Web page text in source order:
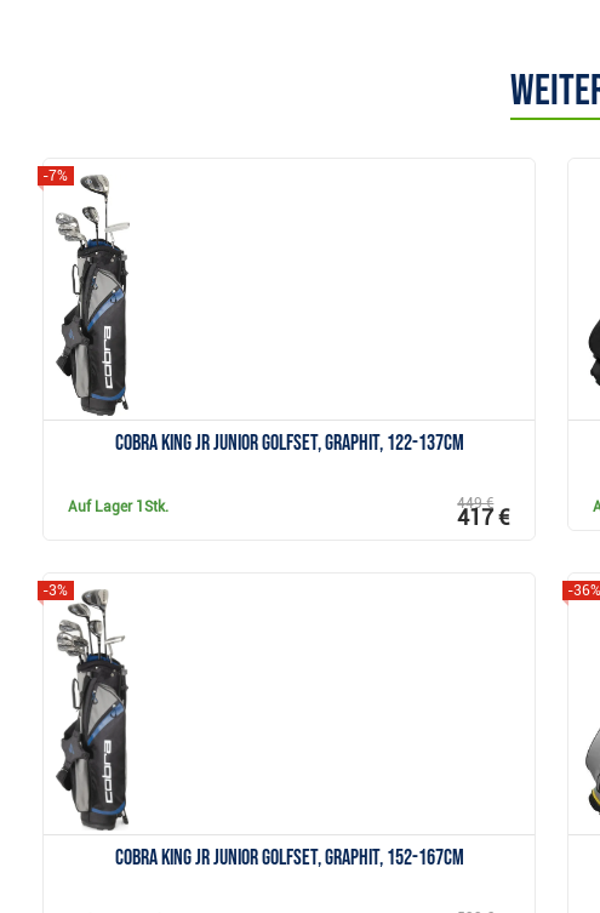
Cobra KING JR Junior Golfset, Graphit, 122-137cm
-7%
Auf Lager 1Stk. 449 €
417 €
Cobra KING JR Junior Golfset, Graphit, 152-167cm
-3% -36%